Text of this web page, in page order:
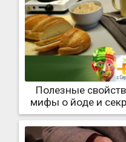
Полезные
мифы о йоде и